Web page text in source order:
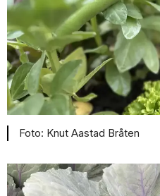
Knut Aastad Bråten